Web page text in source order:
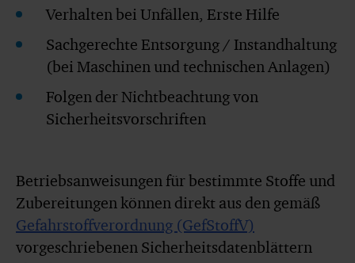
Verhalten bei Unfällen, Erste Hilfe
Sachgerechte Entsorgung / Instandhaltung
(bei Maschinen und technischen Anlagen)
Folgen der Nichtbeachtung von
Sicherheitsvorschriften
Betriebsanweisungen für bestimmte Stoffe und
Zubereitungen können direkt aus den gemäß
Gefahrstoffverordnung (GefStoffV)
vorgeschriebenen Sicherheitsdatenblättern